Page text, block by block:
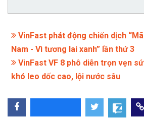
VinFast phát động chiến dịch
Nam - Vì tương lai xanh” lần thứ 3
VinFast VF 8 phô diễn trọn vẹn
khó leo dốc cao, lội nước sâu